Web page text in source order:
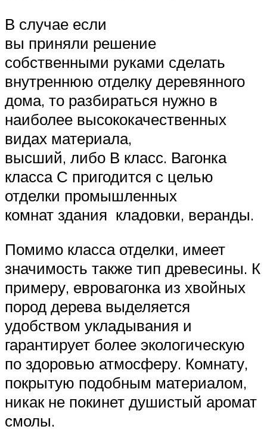
В случае если
вы приняли решение
собственными руками сделать
внутреннюю отделку деревянного
дома, то разбираться нужно в
наиболее высококачественных
видах материала,
высший, либо В класс. Вагонка
класса С пригодится с целью
отделки промышленных
комнат здания кладовки, веранды.
Помимо класса отделки, имеет
значимость также тип древесины. К
примеру, евровагонка из хвойных
пород дерева выделяется
удобством укладывания и
гарантирует более экологическую
по здоровью атмосферу. Комнату,
покрытую подобным материалом,
никак не покинет душистый аромат
смолы.